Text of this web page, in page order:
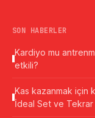
SON HABERLER
Kardiyo mu
etkili?
Kas kazanmak için
İdeal Set ve Tekrar